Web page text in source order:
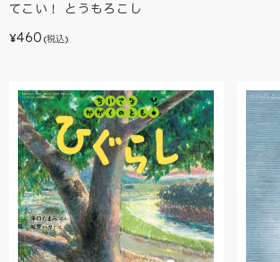
てこい！ とうもろこし
¥460 (税込)